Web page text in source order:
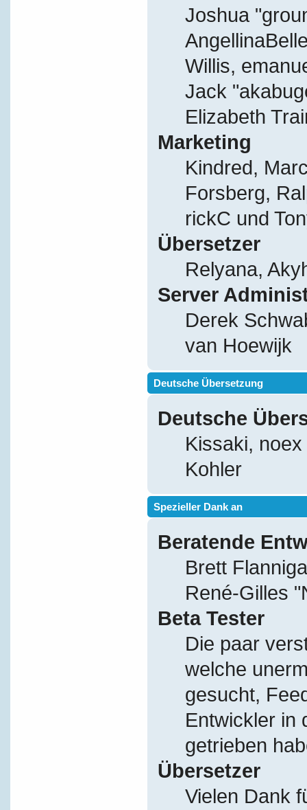
Joshua
Willis,
Jack
Elizabeth
Marketing
Kindred,
Forsberg,
rickC und
Übersetzer
Relyana,
Server
Derek
van Hoewijk
Deutsche Übersetzung
Deutsche
Kissaki,
Kohler
Spezieller Dank an
Beratende
Brett
René-Gilles
Beta Tester
Die paar
welche
gesucht,
Entwickler in
getrieben
Übersetzer
Vielen Dank